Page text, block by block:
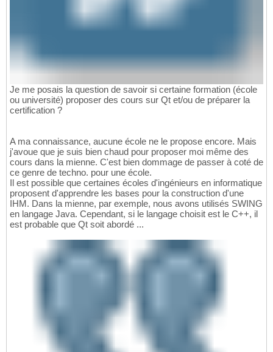
Je me posais la question de savoir si certaine formation (école
ou université) proposer des cours sur Qt et/ou de préparer la
certification ?
A ma connaissance, aucune école ne le propose encore. Mais
j'avoue que je suis bien chaud pour proposer moi même des
cours dans la mienne. C'est bien dommage de passer à coté de
ce genre de techno. pour une école.
Il est possible que certaines écoles d'ingénieurs en informatique
proposent d'apprendre les bases pour la construction d'une
IHM. Dans la mienne, par exemple, nous avons utilisés SWING
en langage Java. Cependant, si le langage choisit est le C++, il
est probable que Qt soit abordé ...